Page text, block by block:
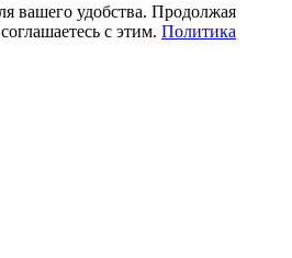
вашего удобства. Продолжая
с этим. Политика